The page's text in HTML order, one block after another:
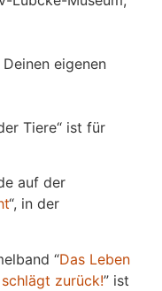
eigenen
Tiere“ ist für
auf der
“, in der
“Das Leben
zurück!” ist